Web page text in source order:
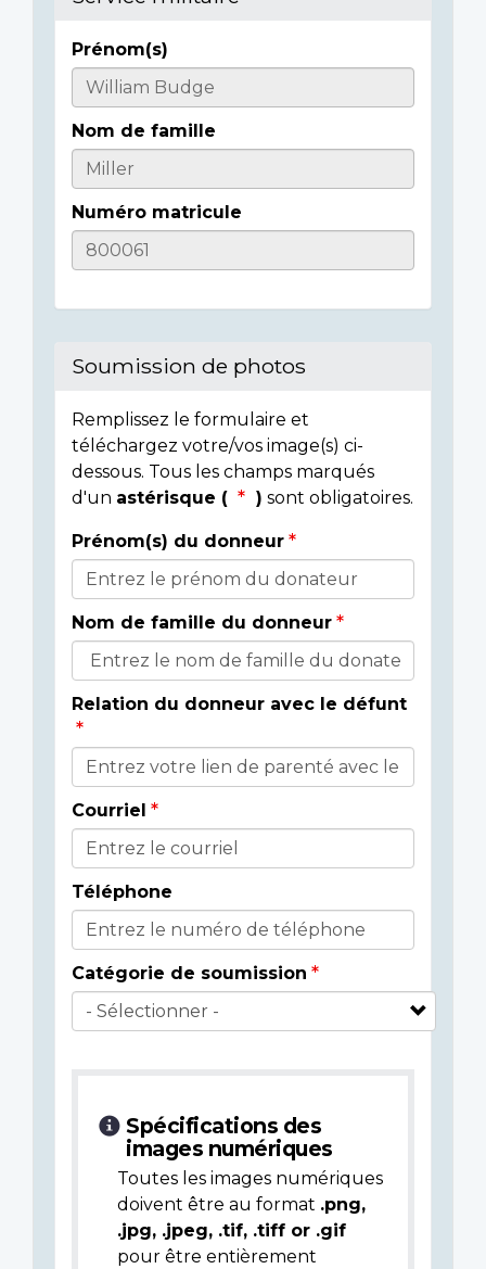
Casualty
Details
Prénom(s)
Nom de famille
Numéro matricule
Soumission de photos
Remplissez le formulaire et
téléchargez votre/vos image(s) ci-
dessous. Tous les champs marqués
d'un astérisque ( ) sont obligatoires.
Donor
Details
Prénom(s) du donneur
Nom de famille du donneur
Relation du donneur avec le défunt
Courriel
Téléphone
Catégorie de soumission
Spécifications des
images numériques
Toutes les images numériques
doivent être au format .png,
.jpg, .jpeg, .tif, .tiff or .gif
pour être entièrement